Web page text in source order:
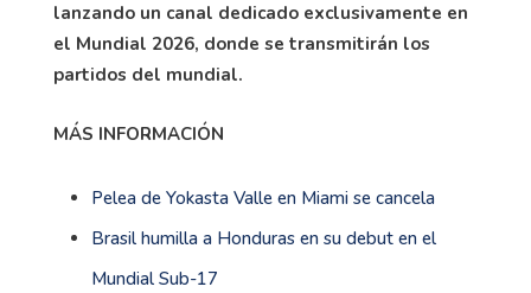
lanzando un canal dedicado exclusivamente en
el Mundial 2026, donde se transmitirán los
partidos del mundial.
MÁS INFORMACIÓN
Pelea de Yokasta Valle en Miami se cancela
Brasil humilla a Honduras en su debut en el
Mundial Sub-17